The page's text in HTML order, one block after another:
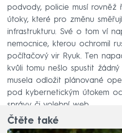
podvody, policie musí rovněž
útoky, které pro změnu
infrastrukturu. Své o tom ví
nemocnice, kterou ochromil
počítačový vir Ryuk. Ten
kvůli tomu nešlo spustit
musela odložit plánované
pod kybernetickým útokem
správy či volební web.
Čtěte také